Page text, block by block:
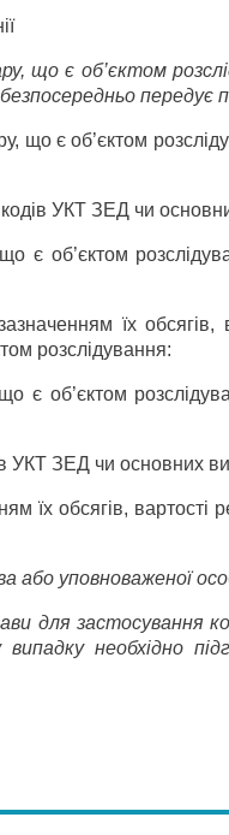
що є об’єктом
передує
що є об’єктом
УКТ ЗЕД чи
є об’єктом
їх
розслідування:
є об’єктом
УКТ ЗЕД чи основних
їх обсягів, вартості
або уповноваженої
для застосування
необхідно